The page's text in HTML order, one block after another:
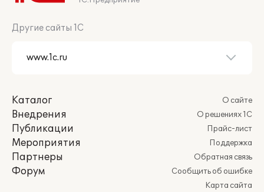
Другие сайты 1С
Каталог
Внедрения
Публикации
Мероприятия
Партнеры
Форум
О сайте
О решениях 1С
Прайс-лист
Поддержка
Обратная связь
Сообщить об ошибке
Карта сайта